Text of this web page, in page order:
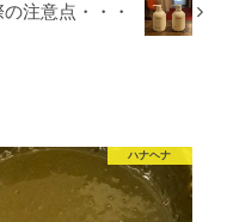
注意点・・・
ハナヘナ